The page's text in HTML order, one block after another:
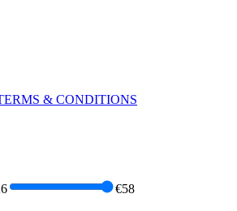
& CONDITIONS
€58